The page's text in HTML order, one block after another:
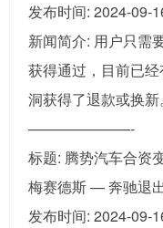
发布时间: 2024-09-
新闻简介: 用户只需
获得通过，目前已
洞获得了退款或换新。
———————-
标题: 腾势汽车合资
梅赛德斯 — 奔驰退
发布时间: 2024-09-